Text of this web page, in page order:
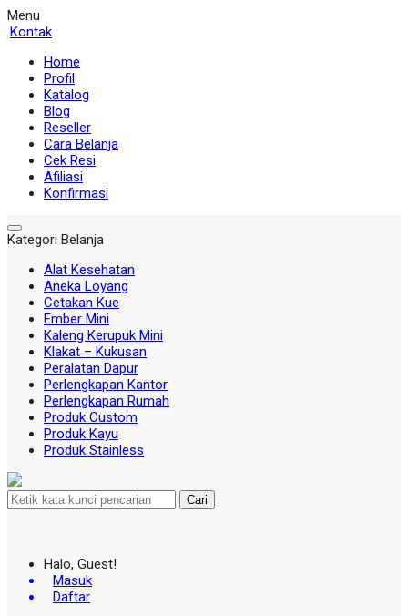
Menu
Kontak
Home
Profil
Katalog
Blog
Reseller
Cara Belanja
Cek Resi
Afiliasi
Konfirmasi
Kategori Belanja
Alat Kesehatan
Aneka Loyang
Cetakan Kue
Ember Mini
Kaleng Kerupuk Mini
Klakat – Kukusan
Peralatan Dapur
Perlengkapan Kantor
Perlengkapan Rumah
Produk Custom
Produk Kayu
Produk Stainless
Cari
Halo, Guest!
Masuk
Daftar